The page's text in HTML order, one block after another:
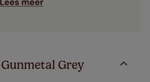
Grey